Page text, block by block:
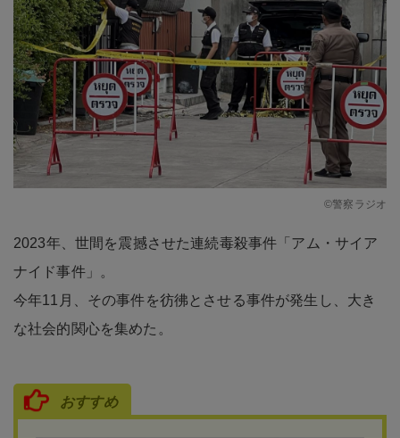
©警察ラジオ
2023年、世間を震撼させた連続毒殺事件「アム・サイア
ナイド事件」。
今年11月、その事件を彷彿とさせる事件が発生し、大き
な社会的関心を集めた。
おすすめ